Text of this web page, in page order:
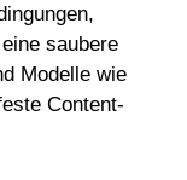
saubere
Modelle wie
Content-